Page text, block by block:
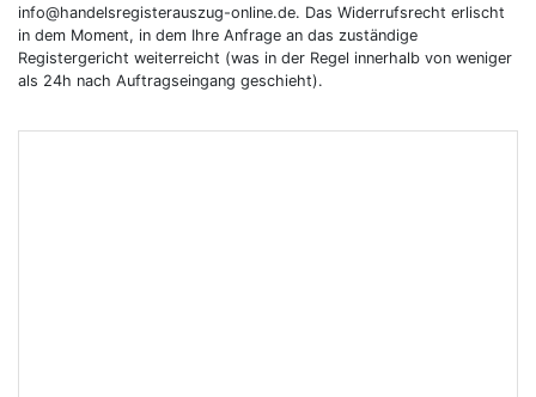
info@handelsregisterauszug-online.de. Das Widerrufsrecht erlischt
in dem Moment, in dem Ihre Anfrage an das zuständige
Registergericht weiterreicht (was in der Regel innerhalb von weniger
als 24h nach Auftragseingang geschieht).